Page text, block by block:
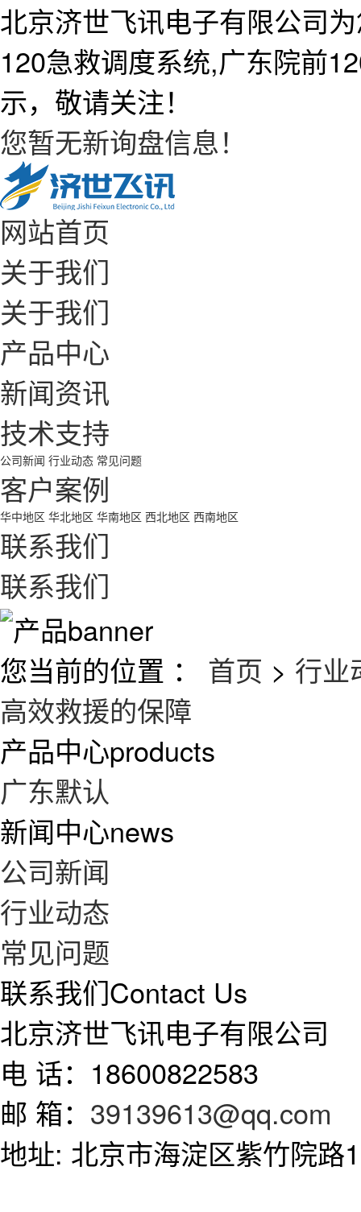
北京济世飞讯电子有限公司
120急救调度系统,广东院前
示，敬请关注！
您暂无新询盘信息！
网站首页
关于我们
关于我们
产品中心
新闻资讯
技术支持
公司新闻 行业动态 常见问题
客户案例
华中地区 华北地区 华南地区 西北地区 西南地区
联系我们
联系我们
您当前的位置 ： 首页 > 行业
高效救援的保障
产品中心products
广东默认
新闻中心news
公司新闻
行业动态
常见问题
联系我们Contact Us
北京济世飞讯电子有限公司
电 话：18600822583
邮 箱： 39139613@qq.com
地址: 北京市海淀区紫竹院路